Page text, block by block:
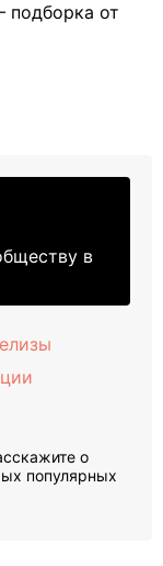
подборка от
в
о
популярных